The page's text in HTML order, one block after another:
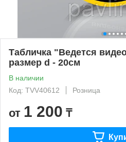
Табличка "Ведется
размер d - 20см
В наличии
Код: TVV40612
Розница
от 1 200 ₸